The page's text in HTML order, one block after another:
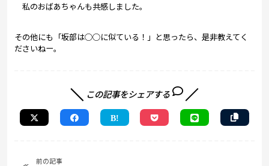
私のおばあちゃんも共感しました。
その他にも「坂部は○○に似ている！」と思ったら、是非教えてく
ださいねー。
この記事をシェアする
前の記事